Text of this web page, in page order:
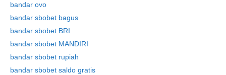
bandar ovo
bandar sbobet bagus
bandar sbobet BRI
bandar sbobet MANDIRI
bandar sbobet rupiah
bandar sbobet saldo gratis